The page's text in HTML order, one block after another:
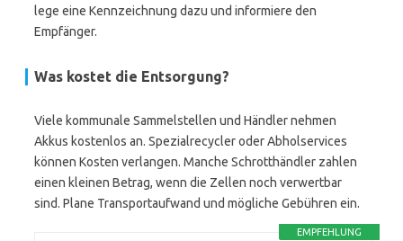
lege eine Kennzeichnung dazu und informiere den
Empfänger.
Was kostet die Entsorgung?
Viele kommunale Sammelstellen und Händler nehmen
Akkus kostenlos an. Spezialrecycler oder Abholservices
können Kosten verlangen. Manche Schrotthändler zahlen
einen kleinen Betrag, wenn die Zellen noch verwertbar
sind. Plane Transportaufwand und mögliche Gebühren ein.
EMPFEHLUNG